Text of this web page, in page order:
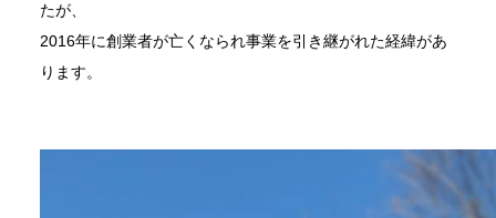
たが、
2016年に創業者が亡くなられ事業を引き継がれた経緯があ
ります。